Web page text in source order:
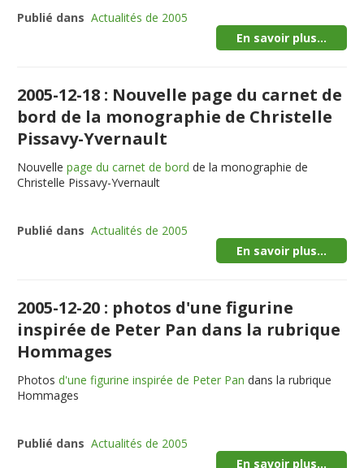
Publié dans Actualités de 2005
En savoir plus...
2005-12-18 : Nouvelle page du carnet de
bord de la monographie de Christelle
Pissavy-Yvernault
Nouvellepage du carnet de bord de la monographie de
Christelle Pissavy-Yvernault
Publié dans Actualités de 2005
En savoir plus...
2005-12-20 : photos d'une figurine
inspirée de Peter Pan dans la rubrique
Hommages
Photosd'une figurine inspirée de Peter Pan dans la rubrique
Hommages
Publié dans Actualités de 2005
En savoir plus...